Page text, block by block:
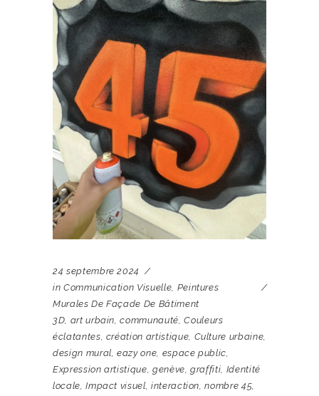
24 septembre 2024
in Communication Visuelle, Peintures
Murales De Façade De Bâtiment
3D, art urbain,communauté,Couleurs
éclatantes, création artistique, Culture urbaine,
design mural,eazy one, espace public,
Expression artistique, genève,graffiti, Identité
locale,Impact visuel, interaction,nombre 45,